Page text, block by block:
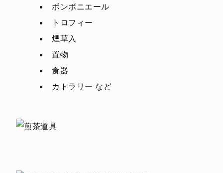
ボンボニエール
トロフィー
煙草入
置物
食器
カトラリー など